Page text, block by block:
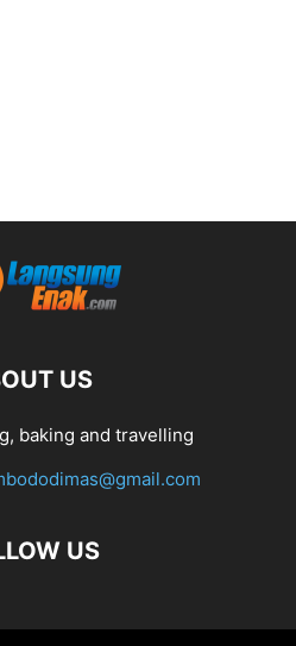
US
baking and travelling
US